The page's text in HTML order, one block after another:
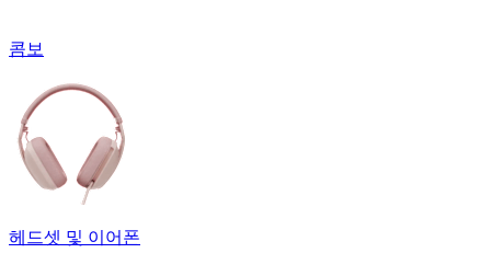
콤보
헤드셋 및 이어폰